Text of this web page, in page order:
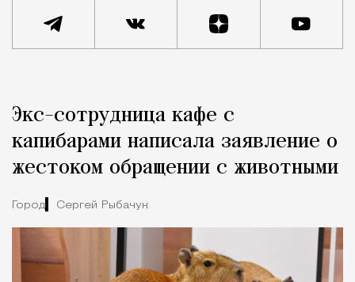
Город
Экс-сотрудница кафе с
капибарами написала заявление о
жестоком обращении с животными
Город Сергей Рыбачук